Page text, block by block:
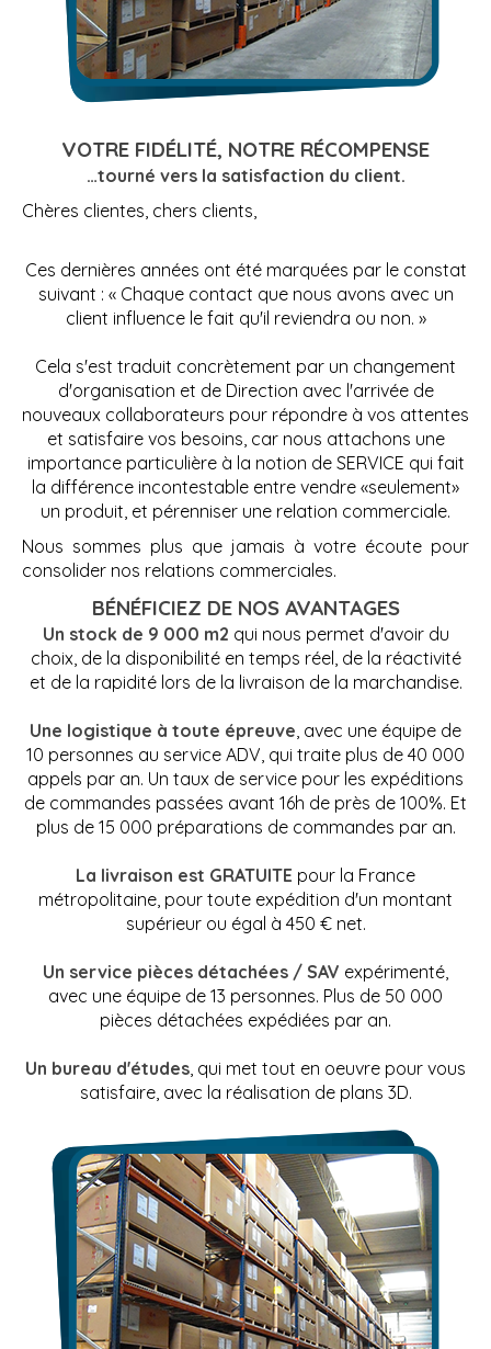
VOTRE FIDÉLITÉ, NOTRE RÉCOMPENSE
…tourné vers la satisfaction du client.
Chères clientes, chers clients,
Ces dernières années ont été marquées par le constat
suivant : « Chaque contact que nous avons avec un
client influence le fait qu'il reviendra ou non. »
Cela s'est traduit concrètement par un changement
d'organisation et de Direction avec l'arrivée de
nouveaux collaborateurs pour répondre à vos attentes
et satisfaire vos besoins, car nous attachons une
importance particulière à la notion de SERVICE qui fait
la différence incontestable entre vendre «seulement»
un produit, et pérenniser une relation commerciale.
Nous sommes plus que jamais à votre écoute pour
consolider nos relations commerciales.
BÉNÉFICIEZ DE NOS AVANTAGES
Un stock de 9 000 m2 qui nous permet d'avoir du
choix, de la disponibilité en temps réel, de la réactivité
et de la rapidité lors de la livraison de la marchandise.
Une logistique à toute épreuve, avec une équipe de
10 personnes au service ADV, qui traite plus de 40 000
appels par an. Un taux de service pour les expéditions
de commandes passées avant 16h de près de 100%. Et
plus de 15 000 préparations de commandes par an.
La livraison est GRATUITE pour la France
métropolitaine, pour toute expédition d'un montant
supérieur ou égal à 450 € net.
Un service pièces détachées / SAV expérimenté,
avec une équipe de 13 personnes. Plus de 50 000
pièces détachées expédiées par an.
Un bureau d'études, qui met tout en oeuvre pour vous
satisfaire, avec la réalisation de plans 3D.